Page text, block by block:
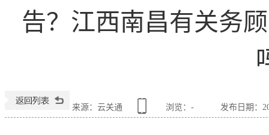
告？江西南昌有关务
来源：云关通 浏览： - 发布日期：